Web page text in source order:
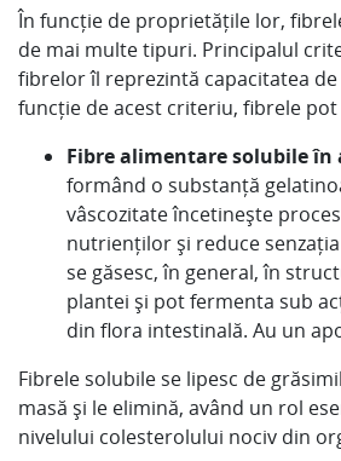
În funcție de proprietățile lor,
de mai multe tipuri. Principalul
fibrelor îl reprezintă capacitatea de
funcție de acest criteriu, fibrele pot
Fibre alimentare solubile în
formând o substanță
vâscozitate încetinește
nutrienților și reduce
se găsesc, în general, în
plantei și pot fermenta sub
din flora intestinală. Au un
Fibrele solubile se lipesc de
masă și le elimină, având un rol
nivelului colesterolului nociv din